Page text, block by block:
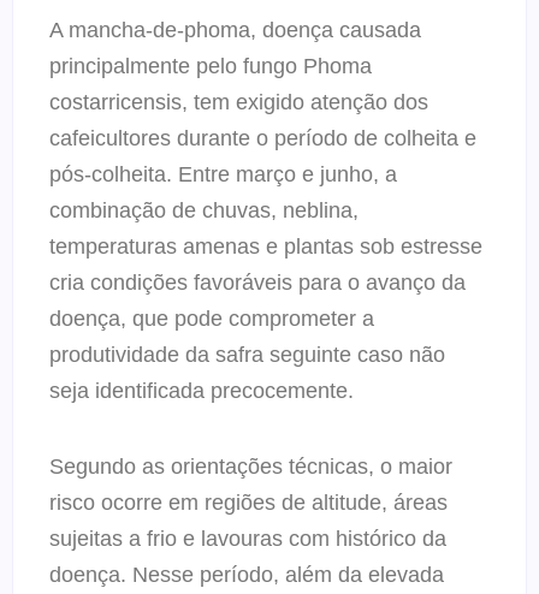
A mancha-de-phoma, doença causada
principalmente pelo fungo Phoma
costarricensis, tem exigido atenção dos
cafeicultores durante o período de colheita e
pós-colheita. Entre março e junho, a
combinação de chuvas, neblina,
temperaturas amenas e plantas sob estresse
cria condições favoráveis para o avanço da
doença, que pode comprometer a
produtividade da safra seguinte caso não
seja identificada precocemente.
Segundo as orientações técnicas, o maior
risco ocorre em regiões de altitude, áreas
sujeitas a frio e lavouras com histórico da
doença. Nesse período, além da elevada